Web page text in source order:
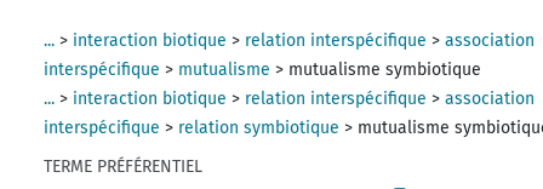
... > interaction biotique > relation interspécifique >association
interspécifique > mutualisme > mutualisme symbiotique
... > interaction biotique > relation interspécifique >association
interspécifique > relation symbiotique > mutualisme
TERME PRÉFÉRENTIEL